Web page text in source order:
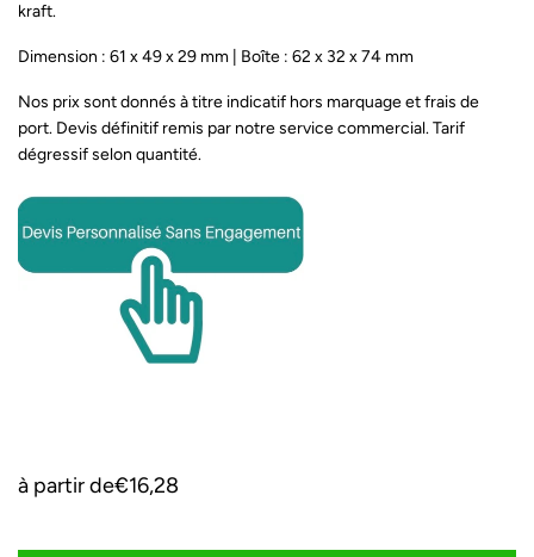
kraft.
Dimension : 61 x 49 x 29 mm | Boîte : 62 x 32 x 74 mm
Nos prix sont donnés à titre indicatif hors marquage et frais de
port. Devis définitif remis par notre service commercial. Tarif
dégressif selon quantité.
à partir de€16,28